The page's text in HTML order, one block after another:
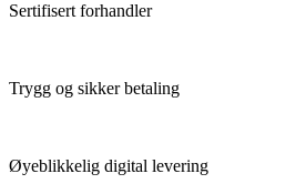
Sertifisert forhandler
Trygg og sikker betaling
Øyeblikkelig digital levering